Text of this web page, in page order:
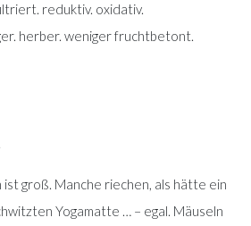
reduktiv. oxidativ.
herber. weniger fruchtbetont.
groß. Manche riechen, als hätte ein
Yogamatte … – egal. Mäuseln